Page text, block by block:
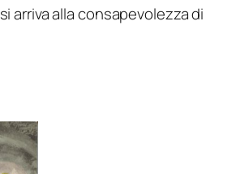
arriva alla consapevolezza di